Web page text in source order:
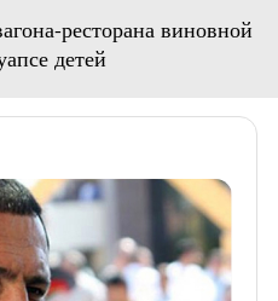
ресторана виновной
детей